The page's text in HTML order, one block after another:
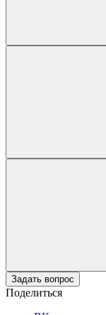
Задать вопрос
Поделиться